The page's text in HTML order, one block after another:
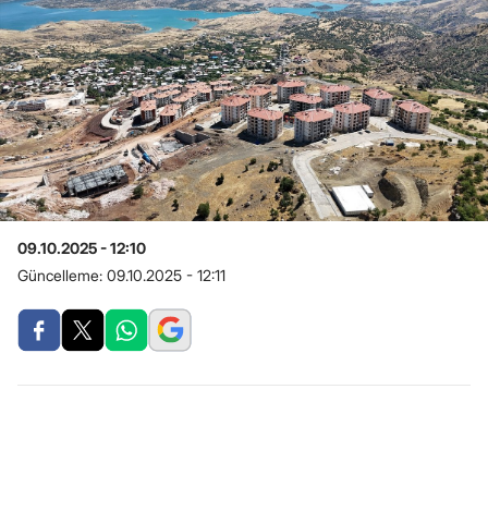
09.10.2025 - 12:10
Güncelleme: 09.10.2025 - 12:11